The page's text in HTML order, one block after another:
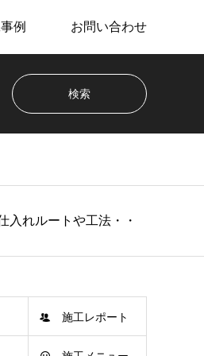
例 お問い合わせ
入れルートや工法・・
施工レポート